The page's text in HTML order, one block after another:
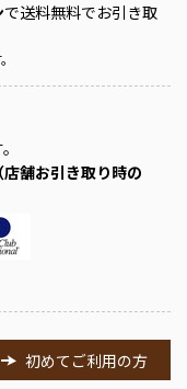
で送料無料でお引き取
舗お引き取り時の
初めてご利用の方